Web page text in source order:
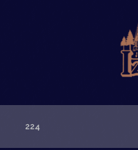
224